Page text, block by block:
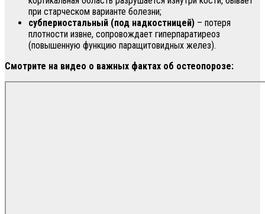
при старческом варианте болезни;
субпериостальный (под надкостницей) – потеря
плотности извне, сопровождает гиперпаратиреоз
(повышенную функцию паращитовидных желез).
Смотрите на видео о важных фактах об остеопорозе: